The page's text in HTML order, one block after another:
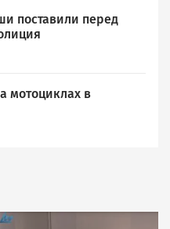
поставили перед
мотоциклах в